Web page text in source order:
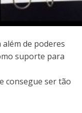
de poderes
suporte para
consegue ser tão